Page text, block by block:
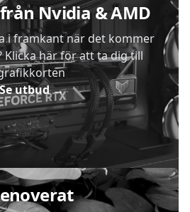
Nvidia & AMD
i framkant när det kommer
Klicka här för att ta dig till
utbud→